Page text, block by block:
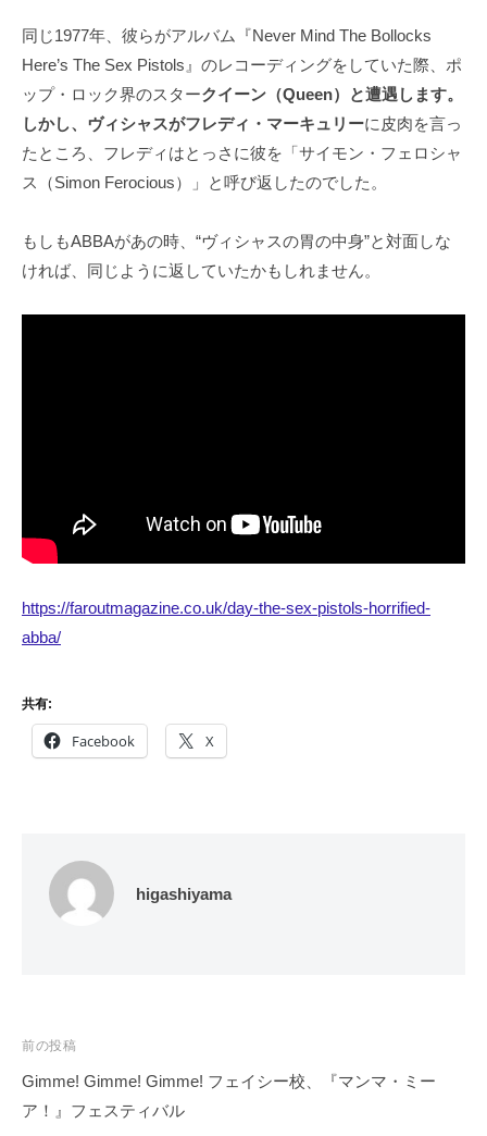
同じ1977年、彼らがアルバム『Never Mind The Bollocks
Here’s The Sex Pistols』のレコーディングをしていた際、ポ
ップ・ロック界のスタークイーン（Queen）と遭遇します。
しかし、ヴィシャスがフレディ・マーキュリーに皮肉を言っ
たところ、フレディはとっさに彼を「サイモン・フェロシャ
ス（Simon Ferocious）」と呼び返したのでした。
もしもABBAがあの時、“ヴィシャスの胃の中身”と対面しな
ければ、同じように返していたかもしれません。
https://faroutmagazine.co.uk/day-the-sex-pistols-horrified-
abba/
共有:
Facebook X
higashiyama
投
稿
ナ
前の投稿
Gimme! Gimme! Gimme! フェイシー校、『マンマ・ミー
ア！』フェスティバル